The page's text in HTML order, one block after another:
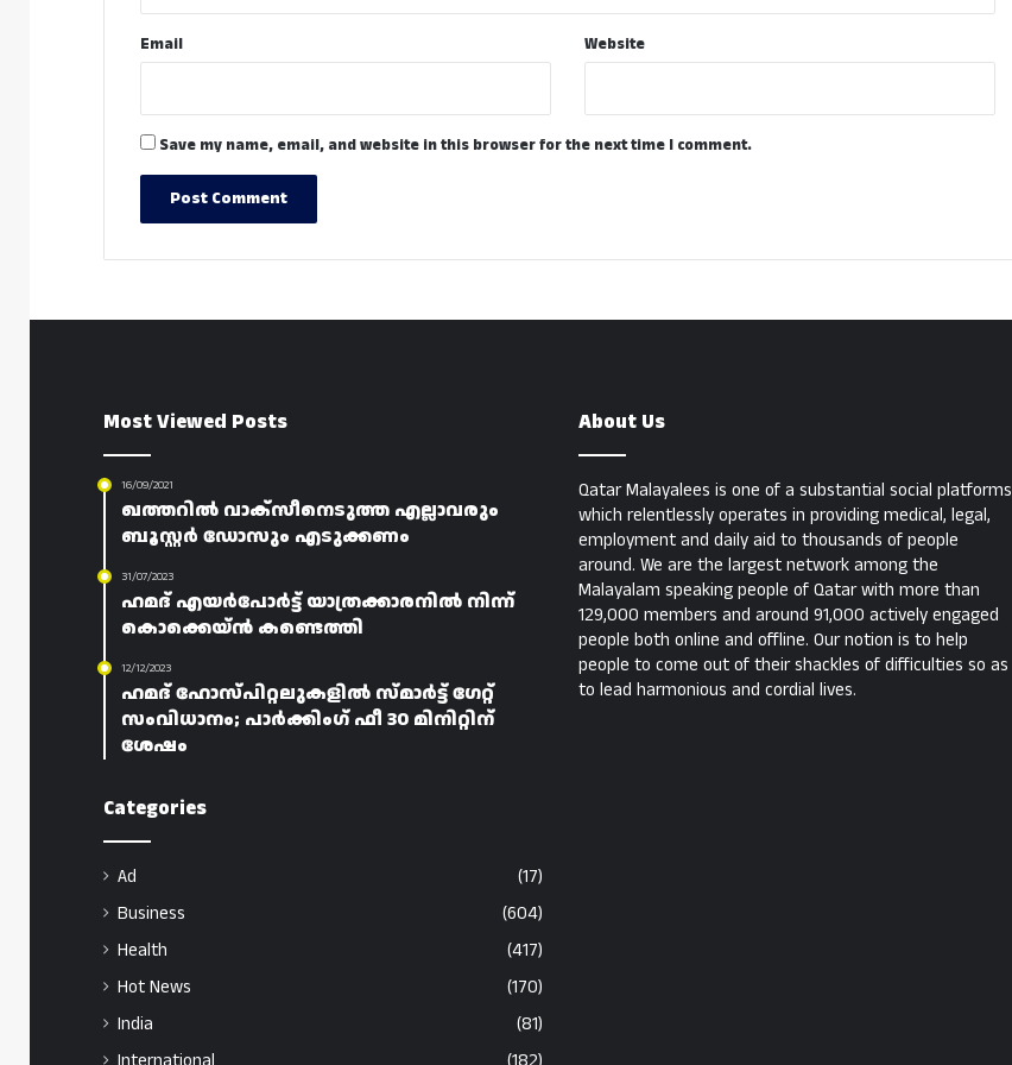
Email Website
Save my name, email, and website in this browser for the next time I comment.
Most Viewed Posts
16/09/2021
ഖത്തറിൽ വാക്സീനെടുത്ത എല്ലാവരും
ബൂസ്റ്റർ ഡോസും എടുക്കണം
31/07/2023
ഹമദ് എയർപോർട്ട് യാത്രക്കാരനിൽ നിന്ന്
കൊക്കെയ്ൻ കണ്ടെത്തി
12/12/2023
ഹമദ് ഹോസ്പിറ്റലുകളിൽ സ്മാർട്ട് ഗേറ്റ്
സംവിധാനം; പാർക്കിംഗ് ഫീ 30 മിനിറ്റിന്
ശേഷം
Categories
Ad
(17)
Business
(604)
Health
(417)
Hot News
(170)
India
(81)
About Us
Qatar Malayalees is one of a substantial social platforms
which relentlessly operates in providing medical, legal,
employment and daily aid to thousands of people
around. We are the largest network among the
Malayalam speaking people of Qatar with more than
129,000 members and around 91,000 actively engaged
people both online and offline. Our notion is to help
people to come out of their shackles of difficulties so as
to lead harmonious and cordial lives.